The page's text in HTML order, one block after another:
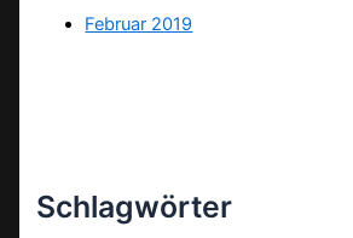
Februar 2019
Schlagwörter